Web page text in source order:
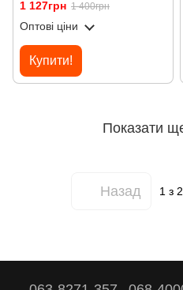
Помаранчевий
1 127грн 1 400грн
Оптові ціни
Купити!
Показати
Назад 1з 2